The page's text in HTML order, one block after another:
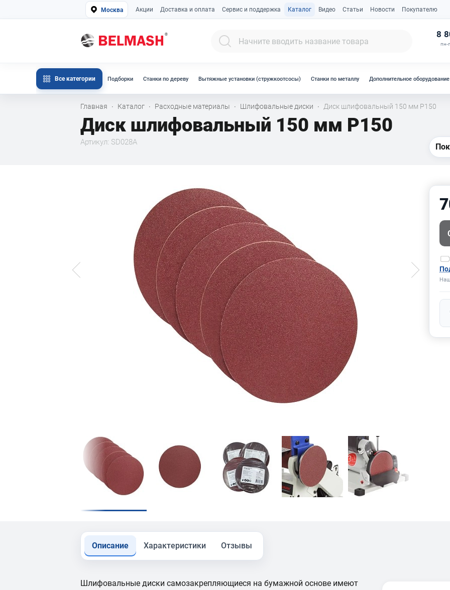
Москва Акции Доставка и оплата Сервис и поддержка Каталог Видео Статьи Новости Покупателю
8
пн-
Все категории Подборки Станки по дереву Вытяжные установки (стружкоотсосы) Станки по металлу Дополнительное оборудование
Главная · Каталог · Расходные материалы · Шлифовальные диски · Диск шлифовальный 150 мм Р150
Диск шлифовальный 150 мм Р150
Артикул: SD028A
Описание Характеристики Отзывы
Шлифовальные диски самозакрепляющиеся на бумажной основе имеют